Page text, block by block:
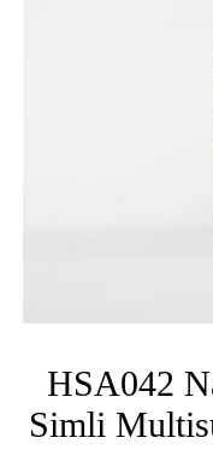
HSA042
Simli